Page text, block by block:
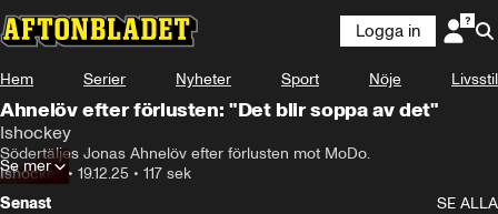
Logga in
Hem Serier Nyheter Sport Nöje Livsstil
Ahnelöv efter förlusten: "Det blir soppa av det"
Ishockey
Södertäljes Jonas Ahnelöv efter förlusten mot MoDo.
Ishockey• 19.12.25 • 117 sek
Se mer
Senast
SE ALLA